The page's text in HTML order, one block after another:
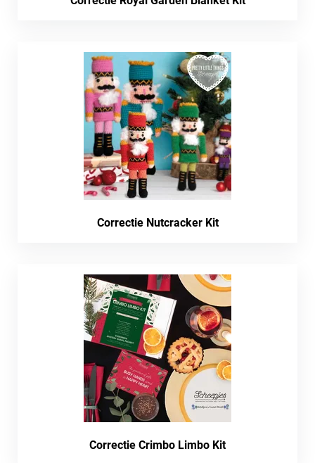
Correctie Nutcracker Kit
Correctie Crimbo Limbo Kit